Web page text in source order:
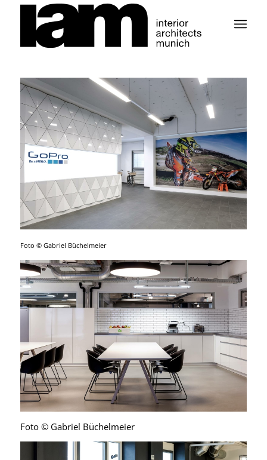
Foto © Gabriel Büchelmeier
Foto © Gabriel Büchelmeier